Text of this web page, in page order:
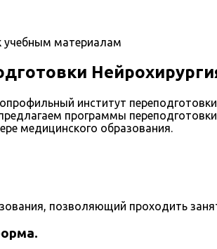
учебным материалам
институт
программы
медицинского образования.
позволяющий проходить